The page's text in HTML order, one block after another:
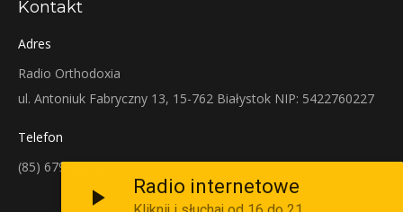
Kontakt
Adres
Radio Orthodoxia
ul. Antoniuk Fabryczny 13, 15-762 Białystok NIP: 5422760227
Telefon
(85) 679-38-38
Radio internetowe